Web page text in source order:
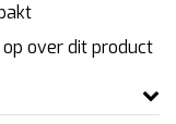
over dit product